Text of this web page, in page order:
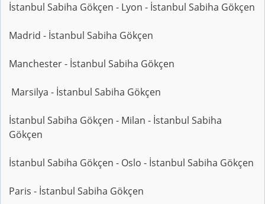
İstanbul Sabiha Gökçen - Lyon - İstanbul Sabiha Gökçen
Madrid - İstanbul Sabiha Gökçen
Manchester - İstanbul Sabiha Gökçen
Marsilya - İstanbul Sabiha Gökçen
İstanbul Sabiha Gökçen - Milan - İstanbul Sabiha
Gökçen
İstanbul Sabiha Gökçen - Oslo - İstanbul Sabiha Gökçen
Paris - İstanbul Sabiha Gökçen